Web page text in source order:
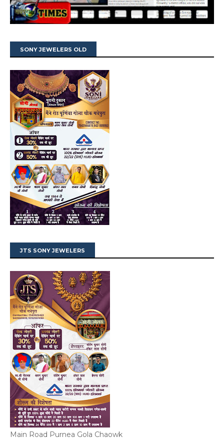
SONY JEWELERS OLD
JTS SONY JEWELERS
Main Road Purnea Gola Chaowk